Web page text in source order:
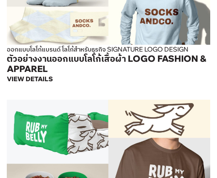
ออกแบบโลโก้แบรนด์ โลโก้สำหรับธุรกิจ SIGNATURE LOGO DESIGN
ตัวอย่างงานออกแบบโลโก้เสื้อผ้า LOGO FASHION &
APPAREL
VIEW DETAILS